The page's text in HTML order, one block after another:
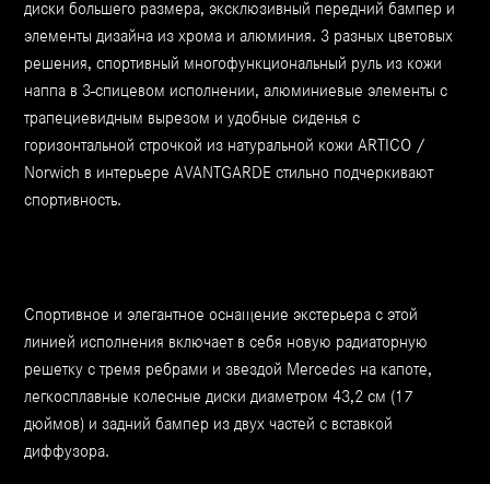
диски большего размера, эксклюзивный передний бампер и
элементы дизайна из хрома и алюминия. 3 разных цветовых
решения, спортивный многофункциональный руль из кожи
наппа в 3-спицевом исполнении, алюминиевые элементы с
трапециевидным вырезом и удобные сиденья с
горизонтальной строчкой из натуральной кожи ARTICO /
Norwich в интерьере AVANTGARDE стильно подчеркивают
спортивность.
Спортивное и элегантное оснащение экстерьера с этой
линией исполнения включает в себя новую радиаторную
решетку с тремя ребрами и звездой Mercedes на капоте,
легкосплавные колесные диски диаметром 43,2 см (17
дюймов) и задний бампер из двух частей с вставкой
диффузора.